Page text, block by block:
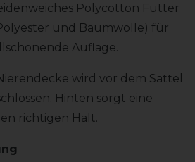
Polycotton Futter
und Baumwolle) für
Auflage.
wird vor dem Sattel
Hinten sorgt eine
richtigen Halt.